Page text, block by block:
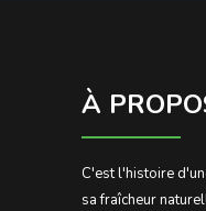
À
C'est l'histoire
sa fraîcheur